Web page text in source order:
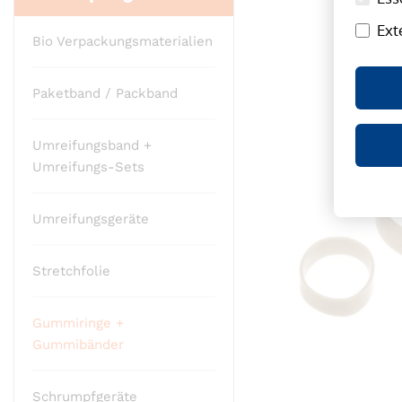
Bio Verpackungsmaterialien
Paketband / Packband
Umreifungsband +
Umreifungs-Sets
Umreifungsgeräte
Stretchfolie
Gummiringe +
Gummibänder
Schrumpfgeräte